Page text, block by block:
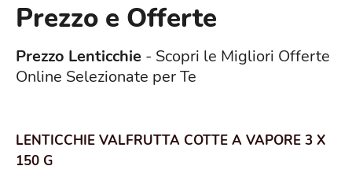
Prezzo e Offerte
Prezzo Lenticchie - Scopri le Migliori Offerte
Online Selezionate per Te
LENTICCHIE VALFRUTTA COTTE A VAPORE 3 X
150 G